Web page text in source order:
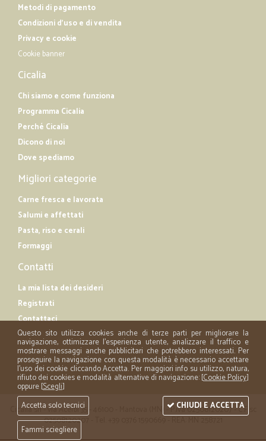
Metodi di pagamento
Condizioni d'uso e di vendita
Privacy e cookie
Cookie banner
Cicalia
Chi siamo e come funziona
Programma Cicalia
Perché Cicalia
Dicono di noi
Dove spediamo
Migliori categorie
Carne fresca e lavorata
Salumi e affettati
Pasta, riso e cerali
Formaggi
Contatti
La mia lista dei desideri
Registrati
Contattaci
Cicalia srl - via Acerbi 35 - 46100 - Mantova (MN) - P.iva 02508120207 - C.Fisc
02508120207 - Tel. +39 0376 1590669 - REA: MN 258721
Questo sito utilizza cookies anche di terze parti per migliorare la
navigazione, ottimizzare l'esperienza utente, analizzare il traffico e
mostrare messaggi anche pubblicitari che potrebbero interessati. Per
proseguire la navigazione con questa modalità è necessario accettare
l'uso dei cookie cliccando Accetta. Per maggiori info su utilizzo, natura,
rifiuto dei cookies e modalità alternative di navigazione: [Cookie Policy]
oppure [Scegli]
Accetta solo tecnici
Fammi sciegliere
CHIUDI E ACCETTA